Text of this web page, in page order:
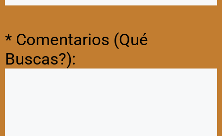
* Comentarios (Qué
Buscas?):